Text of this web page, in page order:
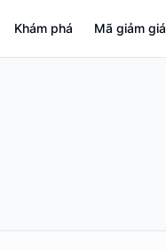
Khám phá Mã giảm giá